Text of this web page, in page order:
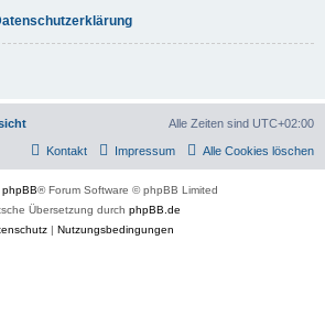
Alle Zeiten sind UTC+02:00
Alle Cookies löschen
Impressum
Kontakt
phpBB® Forum Software © phpBB Limited
Übersetzung durch phpBB.de
| Nutzungsbedingungen